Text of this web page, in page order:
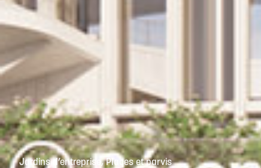
Jardins d’entreprise ,Places et parvis